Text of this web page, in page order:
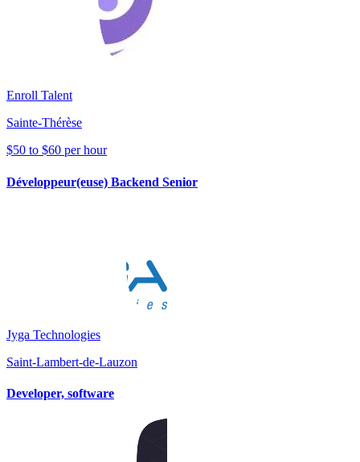
Enroll Talent
Sainte-Thérèse
$50 to $60 per hour
Développeur(euse) Backend Senior
Jyga Technologies
Saint-Lambert-de-Lauzon
Developer, software